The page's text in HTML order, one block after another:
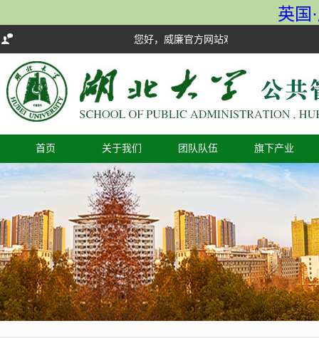
英国
您好，威廉官方网站欢迎您！
首页 关于我们 团队队伍 旗下产业